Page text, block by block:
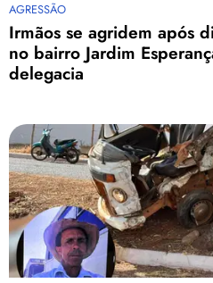
AGRESSÃO
Irmãos se agridem após
no bairro Jardim
delegacia